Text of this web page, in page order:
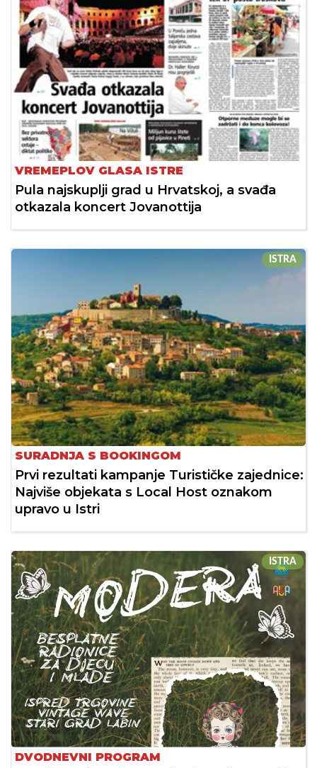
VREMEPLOV GLASA ISTRE
Pula najskuplji grad u Hrvatskoj, a svađa
otkazala koncert Jovanottija
ISTRA
SURADNJA S BOOKINGOM
Prvi rezultati kampanje Turističke zajednice:
Najviše objekata s Local Host oznakom
upravo u Istri
ISTRA
DVODNEVNI PROGRAM